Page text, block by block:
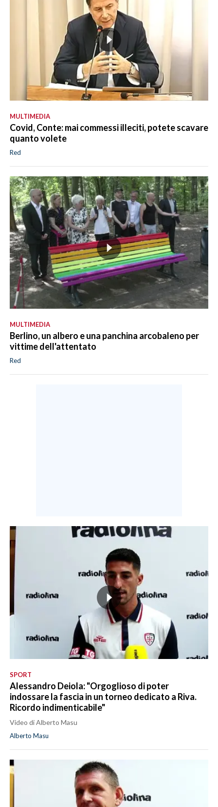
MULTIMEDIA
Covid, Conte: mai commessi illeciti, potete scavare
quanto volete
Red
MULTIMEDIA
Berlino, un albero e una panchina arcobaleno per
vittime dell'attentato
Red
SPORT
Alessandro Deiola: "Orgoglioso di poter
indossare la fascia in un torneo dedicato a Riva.
Ricordo indimenticabile"
Video di Alberto Masu
Alberto Masu